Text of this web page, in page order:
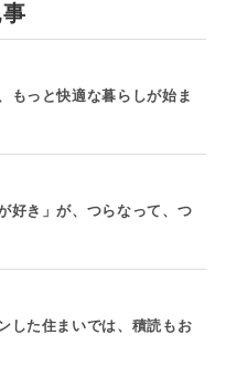
もっと快適な暮らしが始ま
好き」が、つらなって、つ
した住まいでは、積読もお